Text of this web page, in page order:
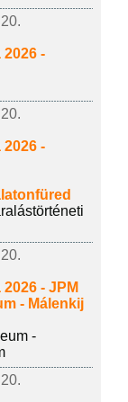
2026 -
2026 -
- JPM
- Málenkij
-